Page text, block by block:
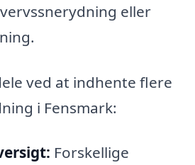
eller
ved at indhente flere
i Fensmark:
Forskellige